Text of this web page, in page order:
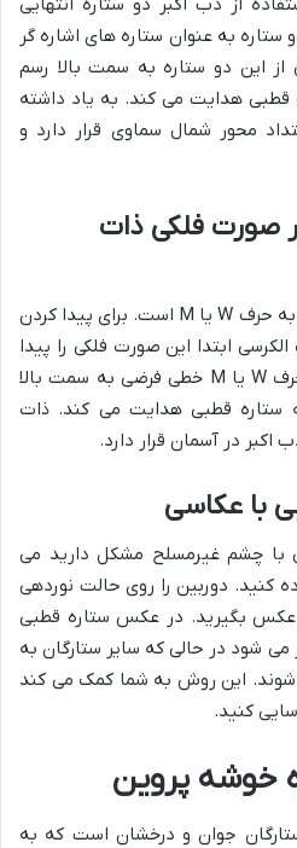
از دب اکبر دو ستاره انتهایی
ستاره به عنوان ستاره های اشاره گر
این دو ستاره به سمت بالا رسم
قطبی هدایت می کند. به یاد داشته
محور شمال سماوی قرار دارد و
صورت فلکی ذات
صورت فلکی ذات الکرسی شبیه به حرف W یا M است. برای پیدا کردن
ابتدا این صورت فلکی را پیدا
کنید. سپس از ستاره میانی حرف W یا M خطی فرضی به سمت بالا
ستاره قطبی هدایت می کند. ذات
اکبر در آسمان قرار دارد.
با عکاسی
با چشم غیرمسلح مشکل دارید می
کنید. دوربین را روی حالت نوردهی
عکس بگیرید. در عکس ستاره قطبی
شود در حالی که سایر ستارگان به
این روش به شما کمک می کند
کنید.
خوشه پروین
جوان و درخشان است که به